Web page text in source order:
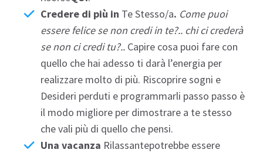
Credere di più in Te Stesso/a. Come puoi
essere felice se non credi in te?.. chi ci crederà
se non ci credi tu?.. Capire cosa puoi fare con
quello che hai adesso ti darà l’energia per
realizzare molto di più. Riscoprire sogni e
Desideri perduti e programmarli passo passo è
il modo migliore per dimostrare a te stesso
che vali più di quello che pensi.
Una vacanza Rilassantepotrebbe essere